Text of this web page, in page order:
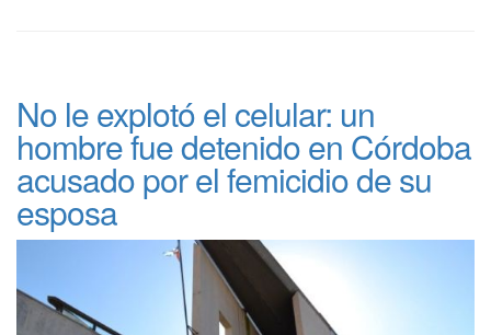
No le explotó el celular: un
hombre fue detenido en Córdoba
acusado por el femicidio de su
esposa